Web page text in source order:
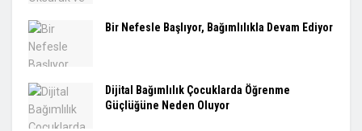
Bir Nefesle Başlıyor, Bağımlılıkla Devam Ediyor
Dijital Bağımlılık Çocuklarda Öğrenme
Güçlüğüne Neden Oluyor